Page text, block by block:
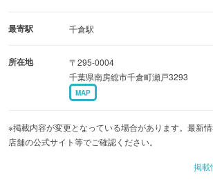
最寄駅 千倉駅
所在地
〒295-0004
千葉県南房総市千倉町瀬戸3293
MAP
※掲載内容が変更となっている場合があります。最新
店舗の公式サイト等でご確認ください。
掲載